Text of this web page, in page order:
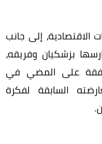
الاقتصادية، إلى جانب
بزشكيان وفريقه،
على المضي في
السابقة لفكرة